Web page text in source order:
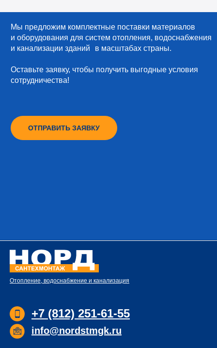
Мы предложим комплектные поставки материалов
и оборудования для систем отопления, водоснабжения
и канализации зданий в масштабах страны.
Оставьте заявку, чтобы получить выгодные условия
сотрудничества!
ОТПРАВИТЬ ЗАЯВКУ
Отопление, водоснабжение и канализация
+7 (812) 251-61-55
info@nordstmgk.ru